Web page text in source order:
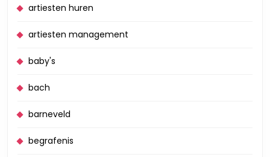
artiesten huren
artiesten management
baby's
bach
barneveld
begrafenis